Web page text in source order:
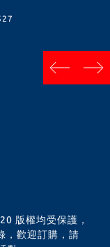
prev next
版權均受保護，
，歡迎訂購，請